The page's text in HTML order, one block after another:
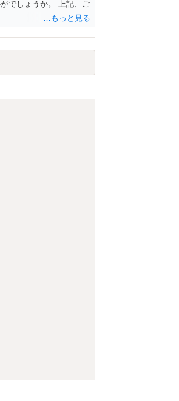
でしょうか。 上記、ご